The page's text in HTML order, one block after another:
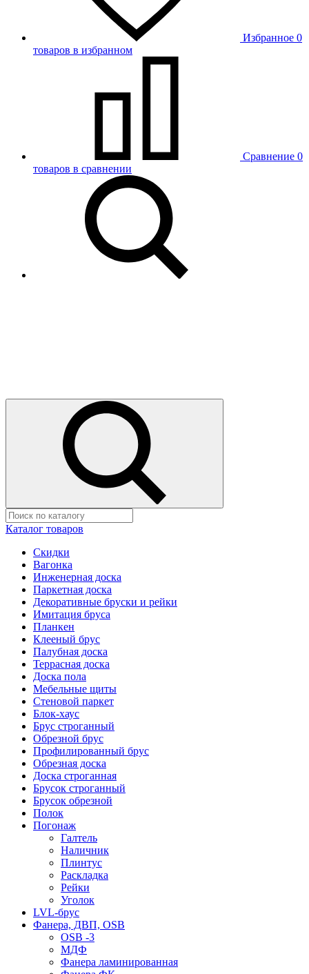
Избранное 0
товаров в избранном
Сравнение 0
товаров в сравнении
Каталог товаров
Скидки
Вагонка
Инженерная доска
Паркетная доска
Декоративные бруски и рейки
Имитация бруса
Планкен
Клееный брус
Палубная доска
Террасная доска
Доска пола
Мебельные щиты
Стеновой паркет
Блок-хаус
Брус строганный
Обрезной брус
Профилированный брус
Обрезная доска
Доска строганная
Брусок строганный
Брусок обрезной
Полок
Погонаж
Галтель
Наличник
Плинтус
Раскладка
Рейки
Уголок
LVL-брус
Фанера, ДВП, OSB
OSB -3
МДФ
Фанера ламинированная